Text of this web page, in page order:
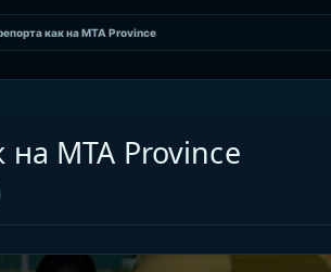
как на MTA Province
MTA Province